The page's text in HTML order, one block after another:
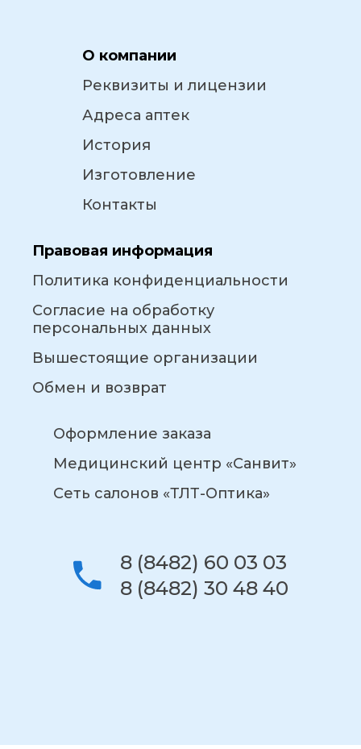
О компании
Реквизиты и лицензии
Адреса аптек
История
Изготовление
Контакты
Правовая информация
Политика конфиденциальности
Согласие на обработку
персональных данных
Вышестоящие организации
Обмен и возврат
Оформление заказа
Медицинский центр «Санвит»
Сеть салонов «ТЛТ-Оптика»
8 (8482) 60 03 03
8 (8482) 30 48 40